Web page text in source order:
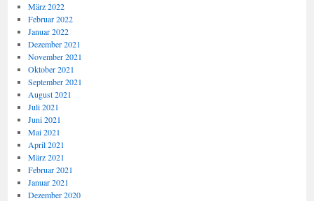
März 2022
Februar 2022
Januar 2022
Dezember 2021
November 2021
Oktober 2021
September 2021
August 2021
Juli 2021
Juni 2021
Mai 2021
April 2021
März 2021
Februar 2021
Januar 2021
Dezember 2020